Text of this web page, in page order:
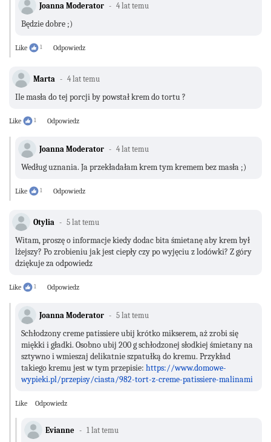
Joanna Moderator 4 lat temu
Będzie dobre ;)
Like 1 Odpowiedz
Marta 4 lat temu
Ile masła do tej porcji by powstał krem do tortu ?
Like 1 Odpowiedz
Joanna Moderator 4 lat temu
Według uznania. Ja przekładałam krem tym kremem bez masła ;)
Like 1 Odpowiedz
Otylia 5 lat temu
Witam, proszę o informacje kiedy dodac bita śmietanę aby krem był
lżejszy? Po zrobieniu jak jest ciepły czy po wyjęciu z lodówki? Z góry
dziękuje za odpowiedz
Like 1 Odpowiedz
Joanna Moderator 5 lat temu
Schłodzony creme patissiere ubij krótko mikserem, aż zrobi się
miękki i gładki. Osobno ubij 200 g schłodzonej słodkiej śmietany na
sztywno i wmieszaj delikatnie szpatułką do kremu. Przykład
takiego kremu jest w tym przepisie: https://www.domowe-
wypieki.pl/przepisy/ciasta/982-tort-z-creme-patissiere-malinami
Like Odpowiedz
Evianne 1 lat temu